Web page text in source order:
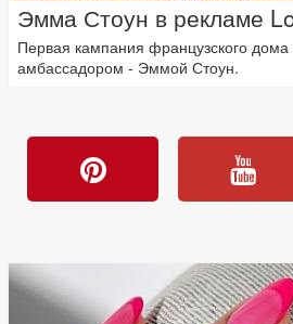
Эмма Стоун в рекламе
Первая кампания французского
амбассадором - Эммой Стоун.